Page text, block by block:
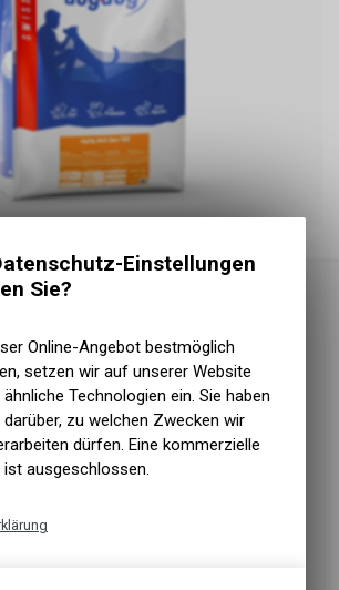
Einstellungen
Sie?
Online-Angebot bestmöglich
setzen wir auf unserer Website
Technologien ein. Sie haben
zu welchen Zwecken wir
dürfen. Eine kommerzielle
ausgeschlossen.